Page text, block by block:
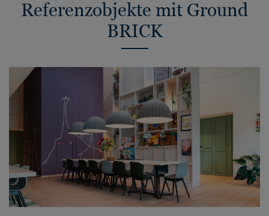
Referenzobjekte mit Ground
BRICK